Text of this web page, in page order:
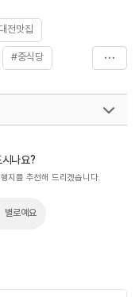
전맛집
#중식당
나요?
지를 추천해 드리겠습니다.
별로예요